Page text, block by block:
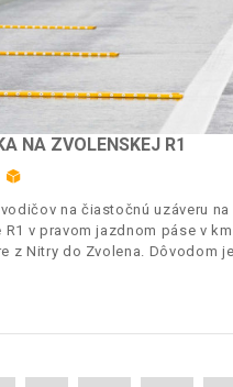
NA ZVOLENSKEJ R1
na čiastočnú uzáveru na
v pravom jazdnom páse v
z Nitry do Zvolena. Dôvodom